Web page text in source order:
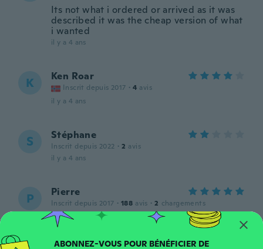
Its not what i ordered or arrived as it was
described it was the cheap version of what
i wanted
il y a 4 ans
K Ken Roar
Inscrit depuis 2017 · 4 avis
il y a 4 ans
S Stéphane
Inscrit depuis 2022 · 2 avis
il y a 4 ans
P Pierre
Inscrit depuis 2017 · 188 avis · 2 chargements
Bon choix
il y a 4 ans